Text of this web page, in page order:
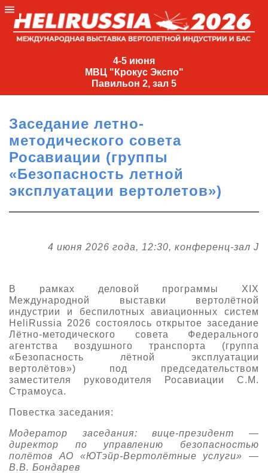
4-5 июня
МВЦ "Крокус Экспо"
Павильон 2, зал 5
4-
МВЦ
Экспо"
Павильон
2,
зал
5
+7
О выставке
Партнеры выставки
Крокус Экспо
Даты будущих выставок
Документы
Для участников
Заявка на участие
Заочное участие
Основные требования МВЦ «Крокус Экспо»
Для посетителей
Место проведения HeliRussia
Схема проезда
Правила доступа и пребывания Крокус Экспо
Для СМИ
Аккредитация прессы
Условия инфопартнёрства
Положение об аккредитации
Публикации о выставке
Архив
Заседание летно-
методического совета
Росавиации (группы
«Безопасность летной
эксплуатации вертолетов»)
4 июня 2026 года, 12:30, конференц-зал J
В рамках деловой программы XIX
Международной выставки вертолётной
индустрии и беспилотных авиационных систем
HeliRussia 2026 состоялось открытое заседание
Лётно-методического совета Федерального
агентства воздушного транспорта (группа
«Безопасность лётной эксплуатации
вертолётов») под председательством
заместителя руководителя Росавиации С.М.
Страмоуса.
Повестка заседания:
Модератор заседания: вице-президент —
директор по управлению безопасностью
полётов АО «ЮТэйр-Вертолётные услуги» —
В.В. Бондарев